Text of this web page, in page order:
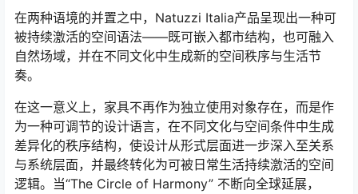
在两种语境的并置之中，Natuzzi Italia产品呈现出一种可
被持续激活的空间语法——既可嵌入都市结构，也可融入
自然场域，并在不同文化中生成新的空间秩序与生活节
奏。
在这一意义上，家具不再作为独立使用对象存在，而是作
为一种可调节的设计语言，在不同文化与空间条件中生成
差异化的秩序结构，使设计从形式层面进一步深入至关系
与系统层面，并最终转化为可被日常生活持续激活的空间
逻辑。当“The Circle of Harmony” 不断向全球延展，